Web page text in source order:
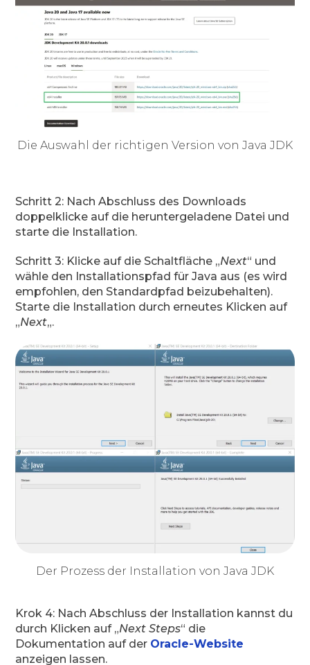
Die Auswahl der richtigen Version von Java JDK
Schritt 2: Nach Abschluss des Downloads
doppelklicke auf die heruntergeladene Datei und
starte die Installation.
Schritt 3: Klicke auf die Schaltfläche „Next“ und
wähle den Installationspfad für Java aus (es wird
empfohlen, den Standardpfad beizubehalten).
Starte die Installation durch erneutes Klicken auf
„Next„.
Der Prozess der Installation von Java JDK
Krok 4: Nach Abschluss der Installation kannst du
durch Klicken auf „Next Steps“ die
Dokumentation auf der Oracle-Website
anzeigen lassen.